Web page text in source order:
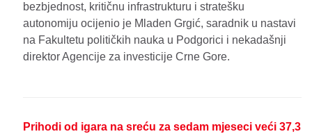
bezbjednost, kritičnu infrastrukturu i stratešku
autonomiju ocijenio je Mladen Grgić, saradnik u nastavi
na Fakultetu političkih nauka u Podgorici i nekadašnji
direktor Agencije za investicije Crne Gore.
Prihodi od igara na sreću za sedam mjeseci veći 37,3